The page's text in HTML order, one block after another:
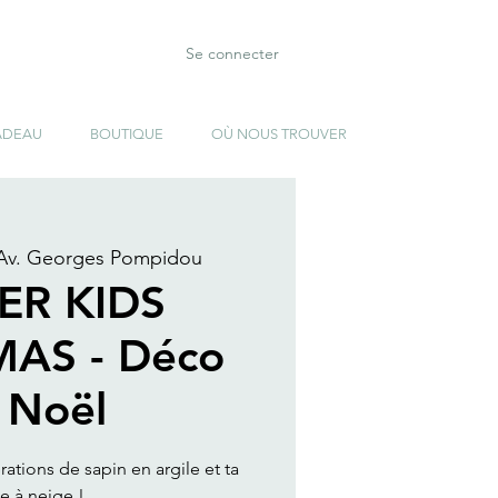
Se connecter
BOUTIQUE OÙ NOUS TROUVER
Georges Pompidou
KIDS
- Déco
de sapin en argile et ta